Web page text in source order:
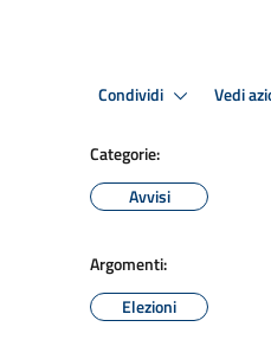
Condividi Vedi
Categorie:
Avvisi
Argomenti:
Elezioni